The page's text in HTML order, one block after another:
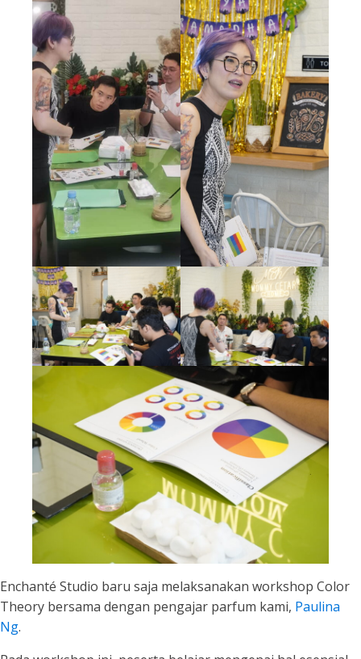
Enchanté Studio baru saja melaksanakan workshop Color
Theory bersama dengan pengajar parfum kami, Paulina
Ng.